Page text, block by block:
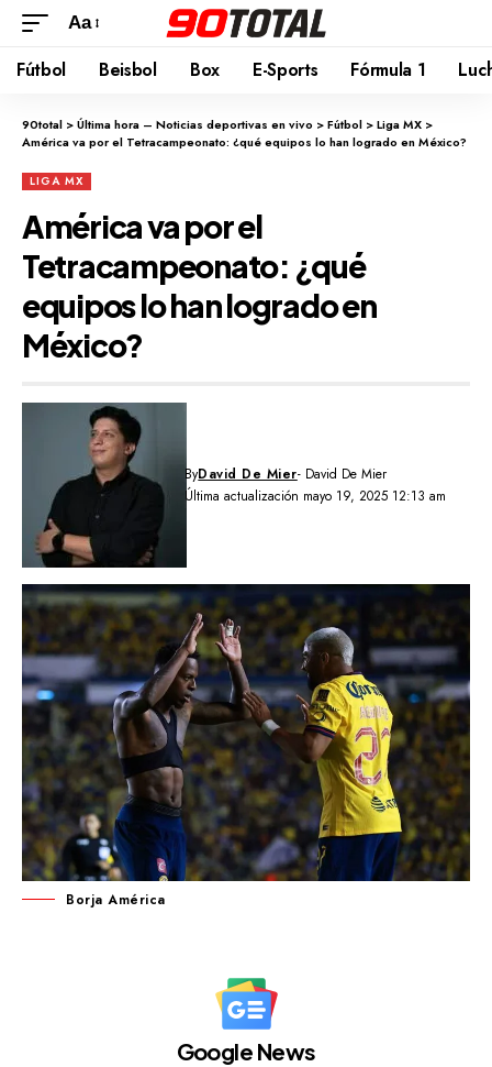
Aa
Fútbol Beisbol Box E-Sports Fórmula 1
90total >Última hora – Noticias deportivas en vivo >Fútbol >Liga MX >
América va por el Tetracampeonato: ¿qué equipos lo han logrado en México?
LIGA MX
América va por el
Tetracampeonato: ¿qué
equipos lo han logrado en
México?
Última actualización mayo 19, 2025 12:13 am
ByDavid De Mier- David De Mier
Borja América
Google News